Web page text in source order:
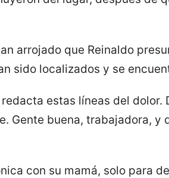
arrojado que Reinaldo
sido localizados y se
estas líneas del dolor.
Gente buena, trabajadora, y
con su mamá, solo para